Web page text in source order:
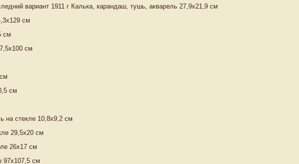
вариант 1911 г Калька, карандаш, тушь, акварель 27,9х21,9 см
см
см
см
см
на стекле 10,8х9,2 см
29,5х20 см
26х17 см
97х107,5 см